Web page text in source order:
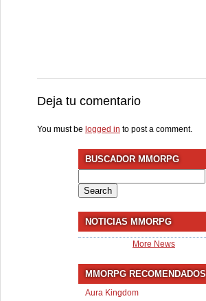
Deja tu comentario
You must be logged in to post a comment.
BUSCADOR MMORPG
for:
NOTICIAS MMORPG
More News
MMORPG RECOMENDADOS
Aura Kingdom